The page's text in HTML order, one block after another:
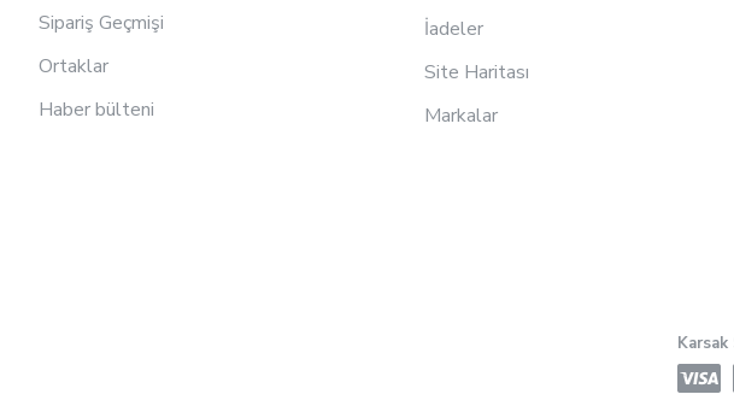
Sipariş Geçmişi
Ortaklar
Haber bülteni
İadeler
Site Haritası
Markalar